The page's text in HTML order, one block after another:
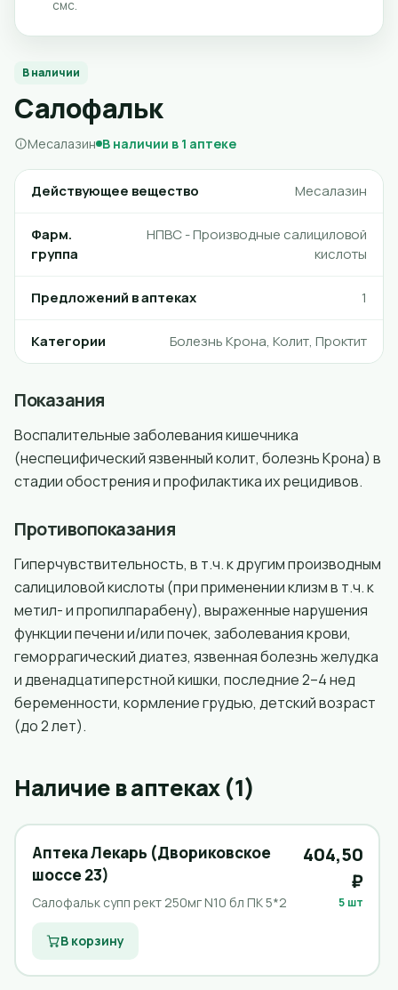
В наличии
Салофальк
Месалазин В наличии в 1 аптеке
Действующее вещество Месалазин
Фарм.
группа
НПВС - Производные салициловой
кислоты
Предложений в аптеках 1
Категории Болезнь Крона, Колит, Проктит
Показания
Воспалительные заболевания кишечника
(неспецифический язвенный колит, болезнь Крона) в
стадии обострения и профилактика их рецидивов.
Противопоказания
Гиперчувствительность, в т.ч. к другим производным
салициловой кислоты (при применении клизм в т.ч. к
метил- и пропилпарабену), выраженные нарушения
функции печени и/или почек, заболевания крови,
геморрагический диатез, язвенная болезнь желудка
и двенадцатиперстной кишки, последние 2–4 нед
беременности, кормление грудью, детский возраст
(до 2 лет).
смс.
Наличие в аптеках (1)
Аптека Лекарь (Двориковское
шоссе 23)
Салофальк супп рект 250мг N10 бл ПК 5*2
404,50
₽
5 шт
В корзину